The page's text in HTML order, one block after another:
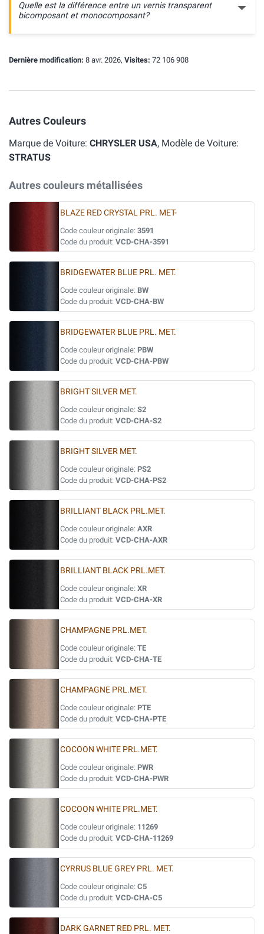
Quelle est la différence entre un vernis transparent
bicomposant et monocomposant?
Dernière modification: 8 avr. 2026, Visites: 72 106 908
Autres Couleurs
Marque de Voiture: CHRYSLER USA, Modèle de Voiture:
STRATUS
Autres couleurs métallisées
BLAZE RED CRYSTAL PRL. MET-
Code couleur originale: 3591
Code du produit: VCD-CHA-3591
BRIDGEWATER BLUE PRL. MET.
Code couleur originale: BW
Code du produit: VCD-CHA-BW
BRIDGEWATER BLUE PRL. MET.
Code couleur originale: PBW
Code du produit: VCD-CHA-PBW
BRIGHT SILVER MET.
Code couleur originale: S2
Code du produit: VCD-CHA-S2
BRIGHT SILVER MET.
Code couleur originale: PS2
Code du produit: VCD-CHA-PS2
BRILLIANT BLACK PRL.MET.
Code couleur originale: AXR
Code du produit: VCD-CHA-AXR
BRILLIANT BLACK PRL.MET.
Code couleur originale: XR
Code du produit: VCD-CHA-XR
CHAMPAGNE PRL.MET.
Code couleur originale: TE
Code du produit: VCD-CHA-TE
CHAMPAGNE PRL.MET.
Code couleur originale: PTE
Code du produit: VCD-CHA-PTE
COCOON WHITE PRL.MET.
Code couleur originale: PWR
Code du produit: VCD-CHA-PWR
COCOON WHITE PRL.MET.
Code couleur originale: 11269
Code du produit: VCD-CHA-11269
CYRRUS BLUE GREY PRL. MET.
Code couleur originale: C5
Code du produit: VCD-CHA-C5
DARK GARNET RED PRL. MET.